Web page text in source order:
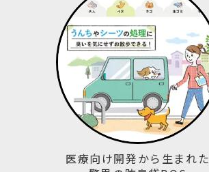
医療向け開発から生まれた